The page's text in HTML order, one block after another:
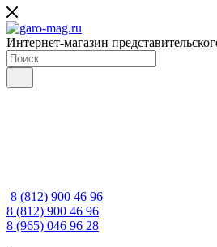
Интернет-магазин
8 (812) 900 46 96
8 (812) 900 46 96
8 (965) 046 96 28